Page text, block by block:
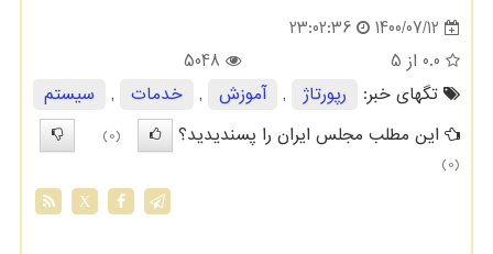
1400/07/12
23:02:36
0.0 از 5
5048
تگهای خبر:
رپورتاژ , آموزش , خدمات ,
سیستم
این مطلب مجلس ایران را پسندیدید؟
(0)
(0)
X